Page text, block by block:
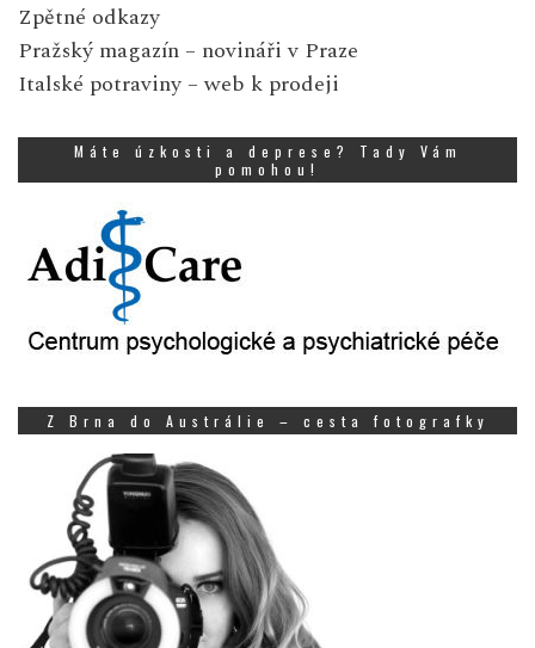
Zpětné odkazy
Pražský magazín – novináři v Praze
Italské potraviny – web k prodeji
Máte úzkosti a deprese? Tady Vám
pomohou!
Z Brna do Austrálie – cesta fotografky